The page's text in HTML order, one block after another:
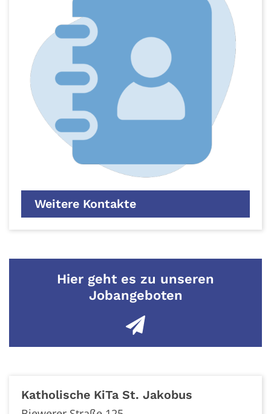
Weitere Kontakte
Hier geht es zu unseren
Jobangeboten
Katholische KiTa St. Jakobus